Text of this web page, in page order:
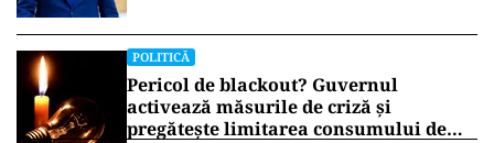
POLITICĂ
Pericol de blackout? Guvernul
activează măsurile de criză și
pregătește limitarea consumului de